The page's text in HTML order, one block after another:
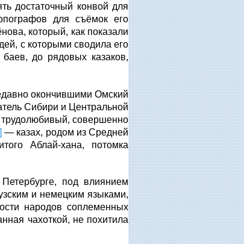
достаточный конвой для
для съёмок его
который, как показали
с которыми сводила его
до рядовых казаков,
окончившими Омский
Сибири и Центральной
совершенно
— казах, родом из Средней
Аблай-хана, потомка
под влиянием
и немецким языками,
народов соплеменных
чахоткой, не похитила